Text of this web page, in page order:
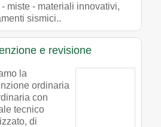
miste - materiali innovativi,
sismici..
e revisione
la
ordinaria
con
tecnico
di